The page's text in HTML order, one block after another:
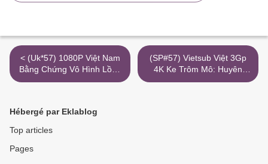
< (Uk*57) 1080P Việt Nam
Bằng Chứng Vô Hình Lồng
Tiếng 3Gp
(SP#57) Vietsub Việt 3Gp
4K Ke Trôm Mô: Huyên
Thoai Tro Lai Torrent
Hébergé par Eklablog
Top articles
Pages